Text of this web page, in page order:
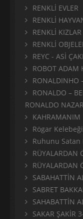
RENKLİ EVLER
RENKLİ
RENKLİ KIZLAR
RENKLİ
REYC - ASİ
ROBOT ADAM
RONALDINHO
RONALDO –
RONALDO
KAHRAMANIM
Rögar Kelebeği
Ruhunu Satan
RÜYALARDAN
RÜYALARDAN
SABAHATTİN
SABRET
SAHABATTİN
SAKAR ŞAKİR